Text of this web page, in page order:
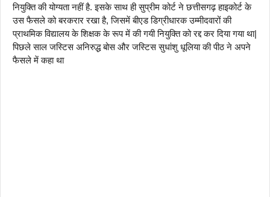
नियुक्ति की योग्यता नहीं है. इसके साथ ही सुप्रीम कोर्ट ने छत्तीसगढ़ हाइकोर्ट के
उस फैसले को बरकरार रखा है, जिसमें बीएड डिग्रीधारक उम्मीदवारों की
प्राथमिक विद्यालय के शिक्षक के रूप में की गयी नियुक्ति को रद्द कर दिया गया था|
पिछले साल जस्टिस अनिरुद्ध बोस और जस्टिस सुधांशु धूलिया की पीठ ने अपने
फैसले में कहा था